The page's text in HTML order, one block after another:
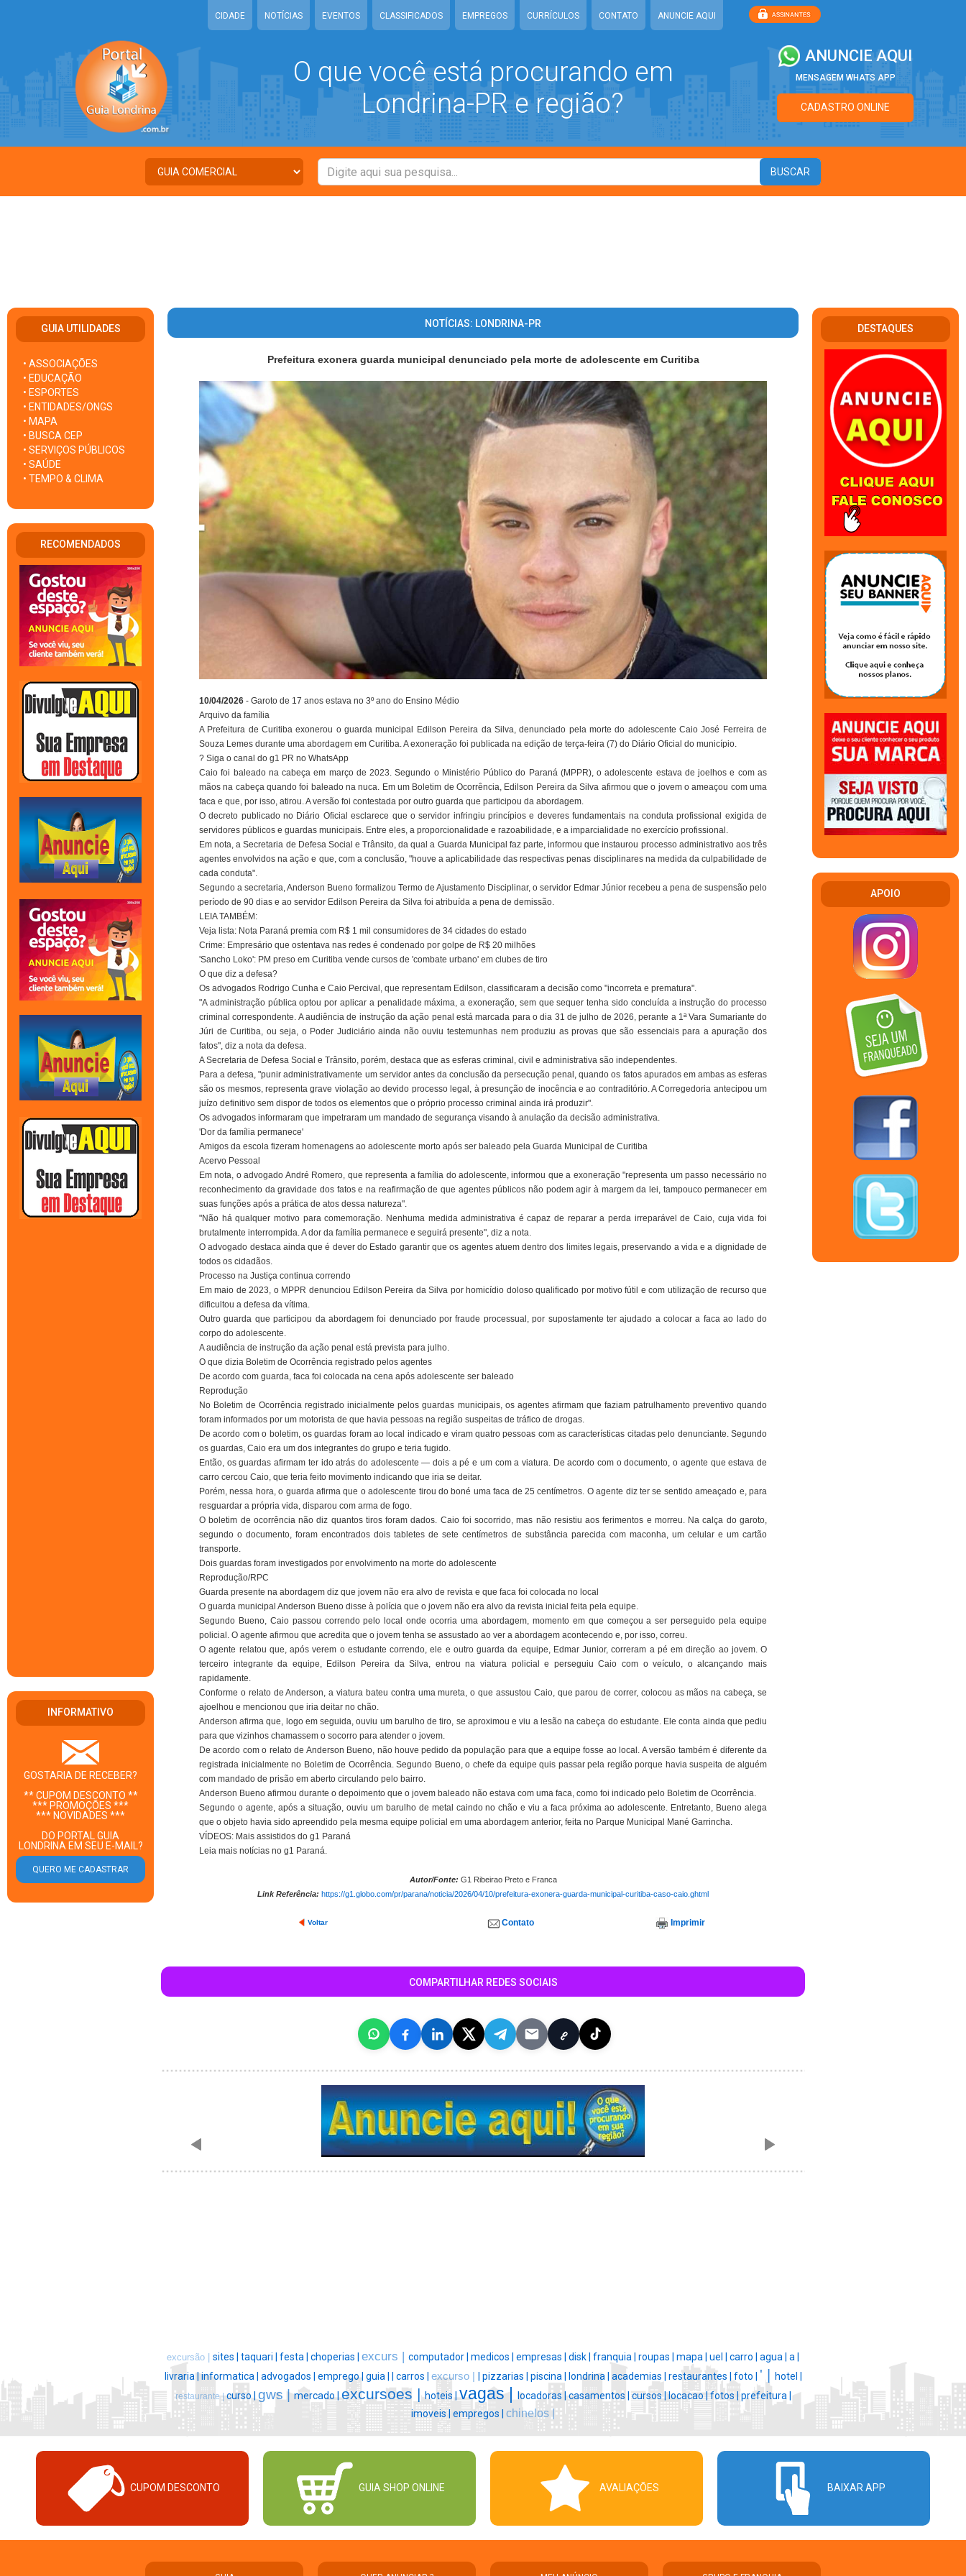
CIDADE NOTÍCIAS EVENTOS CLASSIFICADOS EMPREGOS CURRÍCULOS CONTATO ANUNCIE AQUI
O que você está procurando em
Londrina-PR e região?
ANUNCIE AQUI
MENSAGEM WHATS APP
CADASTRO ONLINE
GUIA UTILIDADES
• ASSOCIAÇÕES
• EDUCAÇÃO
• ESPORTES
• ENTIDADES/ONGS
• MAPA
• BUSCA CEP
• SERVIÇOS PÚBLICOS
• SAÚDE
• TEMPO & CLIMA
RECOMENDADOS
INFORMATIVO
GOSTARIA DE RECEBER?
** CUPOM DESCONTO **
*** PROMOÇÕES ***
*** NOVIDADES ***
DO PORTAL GUIA
LONDRINA EM SEU E-MAIL?
NOTÍCIAS: LONDRINA-PR
Prefeitura exonera guarda municipal denunciado pela morte de adolescente em Curitiba
10/04/2026 - Garoto de 17 anos estava no 3º ano do Ensino Médio
Arquivo da família
A Prefeitura de Curitiba exonerou o guarda municipal Edilson Pereira da Silva, denunciado pela morte do adolescente Caio José Ferreira de
Souza Lemes durante uma abordagem em Curitiba. A exoneração foi publicada na edição de terça-feira (7) do Diário Oficial do município.
? Siga o canal do g1 PR no WhatsApp
Caio foi baleado na cabeça em março de 2023. Segundo o Ministério Público do Paraná (MPPR), o adolescente estava de joelhos e com as
mãos na cabeça quando foi baleado na nuca. Em um Boletim de Ocorrência, Edilson Pereira da Silva afirmou que o jovem o ameaçou com uma
faca e que, por isso, atirou. A versão foi contestada por outro guarda que participou da abordagem.
O decreto publicado no Diário Oficial esclarece que o servidor infringiu princípios e deveres fundamentais na conduta profissional exigida de
servidores públicos e guardas municipais. Entre eles, a proporcionalidade e razoabilidade, e a imparcialidade no exercício profissional.
Em nota, a Secretaria de Defesa Social e Trânsito, da qual a Guarda Municipal faz parte, informou que instaurou processo administrativo aos três
agentes envolvidos na ação e que, com a conclusão, "houve a aplicabilidade das respectivas penas disciplinares na medida da culpabilidade de
cada conduta".
Segundo a secretaria, Anderson Bueno formalizou Termo de Ajustamento Disciplinar, o servidor Edmar Júnior recebeu a pena de suspensão pelo
período de 90 dias e ao servidor Edilson Pereira da Silva foi atribuída a pena de demissão.
LEIA TAMBÉM:
Veja lista: Nota Paraná premia com R$ 1 mil consumidores de 34 cidades do estado
Crime: Empresário que ostentava nas redes é condenado por golpe de R$ 20 milhões
'Sancho Loko': PM preso em Curitiba vende cursos de 'combate urbano' em clubes de tiro
O que diz a defesa?
Os advogados Rodrigo Cunha e Caio Percival, que representam Edilson, classificaram a decisão como "incorreta e prematura".
"A administração pública optou por aplicar a penalidade máxima, a exoneração, sem que sequer tenha sido concluída a instrução do processo
criminal correspondente. A audiência de instrução da ação penal está marcada para o dia 31 de julho de 2026, perante a 1ª Vara Sumariante do
Júri de Curitiba, ou seja, o Poder Judiciário ainda não ouviu testemunhas nem produziu as provas que são essenciais para a apuração dos
fatos", diz a nota da defesa.
A Secretaria de Defesa Social e Trânsito, porém, destaca que as esferas criminal, civil e administrativa são independentes.
Para a defesa, "punir administrativamente um servidor antes da conclusão da persecução penal, quando os fatos apurados em ambas as esferas
são os mesmos, representa grave violação ao devido processo legal, à presunção de inocência e ao contraditório. A Corregedoria antecipou um
juízo definitivo sem dispor de todos os elementos que o próprio processo criminal ainda irá produzir".
Os advogados informaram que impetraram um mandado de segurança visando à anulação da decisão administrativa.
'Dor da família permanece'
Amigos da escola fizeram homenagens ao adolescente morto após ser baleado pela Guarda Municipal de Curitiba
Acervo Pessoal
Em nota, o advogado André Romero, que representa a família do adolescente, informou que a exoneração "representa um passo necessário no
reconhecimento da gravidade dos fatos e na reafirmação de que agentes públicos não podem agir à margem da lei, tampouco permanecer em
suas funções após a prática de atos dessa natureza".
"Não há qualquer motivo para comemoração. Nenhuma medida administrativa é capaz de reparar a perda irreparável de Caio, cuja vida foi
brutalmente interrompida. A dor da família permanece e seguirá presente", diz a nota.
O advogado destaca ainda que é dever do Estado garantir que os agentes atuem dentro dos limites legais, preservando a vida e a dignidade de
todos os cidadãos.
Processo na Justiça continua correndo
Em maio de 2023, o MPPR denunciou Edilson Pereira da Silva por homicídio doloso qualificado por motivo fútil e com utilização de recurso que
dificultou a defesa da vítima.
Outro guarda que participou da abordagem foi denunciado por fraude processual, por supostamente ter ajudado a colocar a faca ao lado do
corpo do adolescente.
A audiência de instrução da ação penal está prevista para julho.
O que dizia Boletim de Ocorrência registrado pelos agentes
De acordo com guarda, faca foi colocada na cena após adolescente ser baleado
Reprodução
No Boletim de Ocorrência registrado inicialmente pelos guardas municipais, os agentes afirmam que faziam patrulhamento preventivo quando
foram informados por um motorista de que havia pessoas na região suspeitas de tráfico de drogas.
De acordo com o boletim, os guardas foram ao local indicado e viram quatro pessoas com as características citadas pelo denunciante. Segundo
os guardas, Caio era um dos integrantes do grupo e teria fugido.
Então, os guardas afirmam ter ido atrás do adolescente — dois a pé e um com a viatura. De acordo com o documento, o agente que estava de
carro cercou Caio, que teria feito movimento indicando que iria se deitar.
Porém, nessa hora, o guarda afirma que o adolescente tirou do boné uma faca de 25 centímetros. O agente diz ter se sentido ameaçado e, para
resguardar a própria vida, disparou com arma de fogo.
O boletim de ocorrência não diz quantos tiros foram dados. Caio foi socorrido, mas não resistiu aos ferimentos e morreu. Na calça do garoto,
segundo o documento, foram encontrados dois tabletes de sete centímetros de substância parecida com maconha, um celular e um cartão
transporte.
Dois guardas foram investigados por envolvimento na morte do adolescente
Reprodução/RPC
Guarda presente na abordagem diz que jovem não era alvo de revista e que faca foi colocada no local
O guarda municipal Anderson Bueno disse à polícia que o jovem não era alvo da revista inicial feita pela equipe.
Segundo Bueno, Caio passou correndo pelo local onde ocorria uma abordagem, momento em que começou a ser perseguido pela equipe
policial. O agente afirmou que acredita que o jovem tenha se assustado ao ver a abordagem acontecendo e, por isso, correu.
O agente relatou que, após verem o estudante correndo, ele e outro guarda da equipe, Edmar Junior, correram a pé em direção ao jovem. O
terceiro integrante da equipe, Edilson Pereira da Silva, entrou na viatura policial e perseguiu Caio com o veículo, o alcançando mais
rapidamente.
Conforme o relato de Anderson, a viatura bateu contra uma mureta, o que assustou Caio, que parou de correr, colocou as mãos na cabeça, se
ajoelhou e mencionou que iria deitar no chão.
Anderson afirma que, logo em seguida, ouviu um barulho de tiro, se aproximou e viu a lesão na cabeça do estudante. Ele conta ainda que pediu
para que vizinhos chamassem o socorro para atender o jovem.
De acordo com o relato de Anderson Bueno, não houve pedido da população para que a equipe fosse ao local. A versão também é diferente da
registrada inicialmente no Boletim de Ocorrência. Segundo Bueno, o chefe da equipe quis passar pela região porque havia suspeita de alguém
com mandado de prisão em aberto circulando pelo bairro.
Anderson Bueno afirmou durante o depoimento que o jovem baleado não estava com uma faca, como foi indicado pelo Boletim de Ocorrência.
Segundo o agente, após a situação, ouviu um barulho de metal caindo no chão e viu a faca próxima ao adolescente. Entretanto, Bueno alega
que o objeto havia sido apreendido pela mesma equipe policial em uma abordagem anterior, feita no Parque Municipal Mané Garrincha.
VÍDEOS: Mais assistidos do g1 Paraná
Leia mais notícias no g1 Paraná.
Autor/Fonte: G1 Ribeirao Preto e Franca
Link Referência: https://g1.globo.com/pr/parana/noticia/2026/04/10/prefeitura-exonera-guarda-municipal-curitiba-caso-caio.ghtml
Voltar Contato Imprimir
COMPARTILHAR REDES SOCIAIS
excursão | sites | taquari | festa | choperias | excurs | computador | medicos | empresas | disk | franquia | roupas | mapa | uel | carro | agua | a |
livraria |informatica | advogados | emprego | guia | carros | excurso | pizzarias | piscina | londrina | academias | restaurantes | foto | ' | hotel |
restaurante |curso | gws |mercado |excursoes |hoteis |vagas | locadoras |casamentos | cursos | locacao | fotos | prefeitura |
imoveis | empregos | chinelos |
DESTAQUES
APOIO
CUPOM DESCONTO GUIA SHOP ONLINE AVALIAÇÕES BAIXAR APP